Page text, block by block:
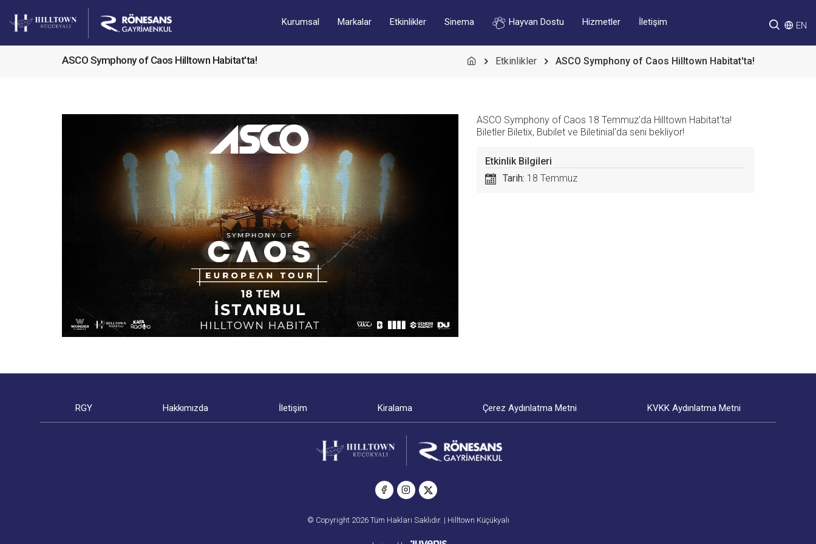
Kurumsal Markalar Etkinlikler Sinema Hayvan Dostu Hizmetler İletişim EN
ASCO Symphony of Caos Hilltown Habitat'ta! Etkinlikler ASCO Symphony of Caos Hilltown Habitat'ta!
ASCO Symphony of Caos 18 Temmuz'da Hilltown Habitat'ta!
Biletler Biletix, Bubilet ve Biletinial'da seni bekliyor!
Etkinlik Bilgileri
Tarih: 18 Temmuz
RGY Hakkımızda İletişim Kiralama Çerez Aydınlatma Metni KVKK Aydınlatma Metni
© Copyright 2026 Tüm Hakları Saklıdır. | Hilltown Küçükyalı